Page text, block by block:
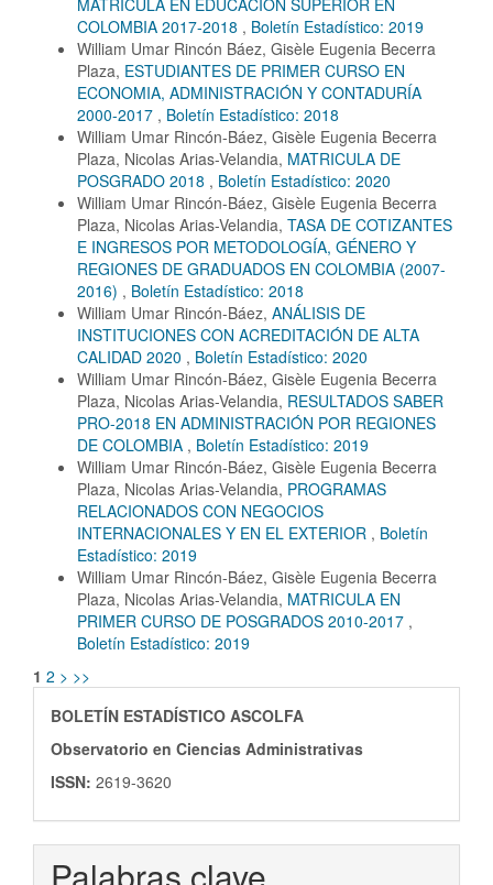
COLOMBIA 2017-2018 , Boletín Estadístico: 2019
William Umar Rincón Báez, Gisèle Eugenia Becerra
Plaza, ESTUDIANTES DE PRIMER CURSO EN
ECONOMIA, ADMINISTRACIÓN Y CONTADURÍA
2000-2017 , Boletín Estadístico: 2018
William Umar Rincón-Báez, Gisèle Eugenia Becerra
Plaza, Nicolas Arias-Velandia, MATRICULA DE
POSGRADO 2018 , Boletín Estadístico: 2020
William Umar Rincón-Báez, Gisèle Eugenia Becerra
Plaza, Nicolas Arias-Velandia, TASA DE COTIZANTES
E INGRESOS POR METODOLOGÍA, GÉNERO Y
REGIONES DE GRADUADOS EN COLOMBIA (2007-
2016) , Boletín Estadístico: 2018
William Umar Rincón-Báez, ANÁLISIS DE
INSTITUCIONES CON ACREDITACIÓN DE ALTA
CALIDAD 2020 , Boletín Estadístico: 2020
William Umar Rincón-Báez, Gisèle Eugenia Becerra
Plaza, Nicolas Arias-Velandia, RESULTADOS SABER
PRO-2018 EN ADMINISTRACIÓN POR REGIONES
DE COLOMBIA , Boletín Estadístico: 2019
William Umar Rincón-Báez, Gisèle Eugenia Becerra
Plaza, Nicolas Arias-Velandia, PROGRAMAS
RELACIONADOS CON NEGOCIOS
INTERNACIONALES Y EN EL EXTERIOR , Boletín
Estadístico: 2019
William Umar Rincón-Báez, Gisèle Eugenia Becerra
Plaza, Nicolas Arias-Velandia, MATRICULA EN
PRIMER CURSO DE POSGRADOS 2010-2017 ,
Boletín Estadístico: 2019
1 2 > >>
ISSN
BOLETÍN ESTADÍSTICO ASCOLFA
Observatorio en Ciencias Administrativas
ISSN: 2619-3620
Palabras clave